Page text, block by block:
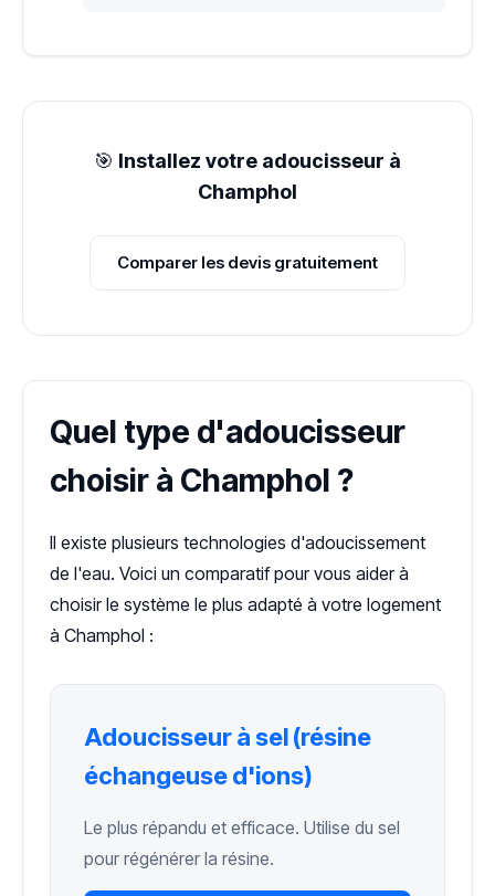
🎯 Installez votre adoucisseur à
Champhol
Comparer les devis gratuitement
Quel type d'adoucisseur
choisir à Champhol ?
Il existe plusieurs technologies d'adoucissement
de l'eau. Voici un comparatif pour vous aider à
choisir le système le plus adapté à votre logement
à Champhol :
Adoucisseur à sel (résine
échangeuse d'ions)
Le plus répandu et efficace. Utilise du sel
pour régénérer la résine.